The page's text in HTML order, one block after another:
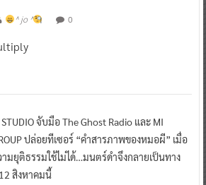
^ jo ^ 0
STUDIO จับมือ The Ghost Radio และ MI
ปล่อยทีเซอร์ “คำสารภาพของหมอผี” เมื่อ
ามยุติธรรมใช้ไม่ได้…มนตร์ดำจึงกลายเป็นทาง
สิงหาคมนี้